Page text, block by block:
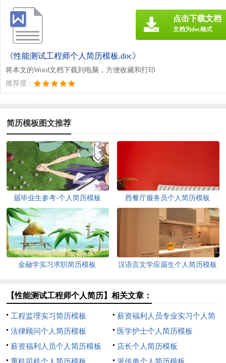
《性能测试工程师个人简历模板.doc》
将本文的Word文档下载到电脑，方便收藏和打印
推荐度：
点击下载文档
文档为doc格式
简历模板图文推荐
届毕业生参考-个人简历模板
（一）
西餐厅服务员个人简历模板
金融学实习求职简历模板 汉语言文学应届生个人简历模板
【性能测试工程师个人简历】相关文章：
工程监理实习简历模板
薪资福利人员专业实习个人简
历模板
法律顾问个人简历模板
医学护士个人简历模板
薪资福利人员个人简历模板
店长个人简历模板
重机司机个人简历模板
派传单个人简历模板